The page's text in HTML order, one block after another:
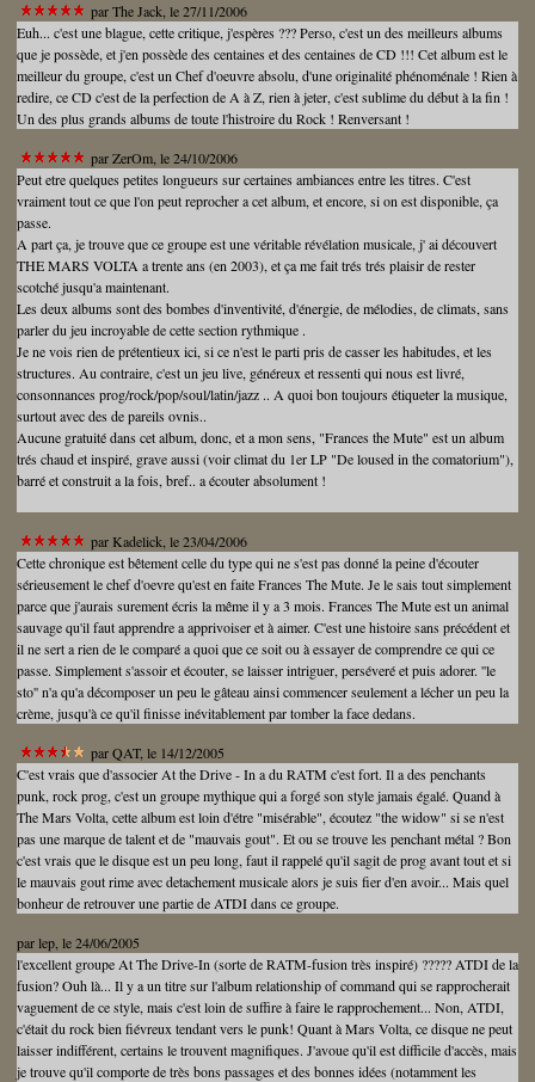
parThe Jack , le 27/11/2006
Euh... c'est une blague, cette critique, j'espères ??? Perso, c'est un des meilleurs albums
que je possède, et j'en possède des centaines et des centaines de CD !!! Cet album est le
meilleur du groupe, c'est un Chef d'oeuvre absolu, d'une originalité phénoménale ! Rien à
redire, ce CD c'est de la perfection de A à Z, rien à jeter, c'est sublime du début à la fin !
Un des plus grands albums de toute l'histroire du Rock ! Renversant !
parZerOm , le 24/10/2006
Peut etre quelques petites longueurs sur certaines ambiances entre les titres. C'est
vraiment tout ce que l'on peut reprocher a cet album, et encore, si on est disponible, ça
passe.
A part ça, je trouve que ce groupe est une véritable révélation musicale, j' ai découvert
THE MARS VOLTA a trente ans (en 2003), et ça me fait trés trés plaisir de rester
scotché jusqu'a maintenant.
Les deux albums sont des bombes d'inventivité, d'énergie, de mélodies, de climats, sans
parler du jeu incroyable de cette section rythmique .
Je ne vois rien de prétentieux ici, si ce n'est le parti pris de casser les habitudes, et les
structures. Au contraire, c'est un jeu live, généreux et ressenti qui nous est livré,
consonnances prog/rock/pop/soul/latin/jazz .. A quoi bon toujours étiqueter la musique,
surtout avec des de pareils ovnis..
Aucune gratuité dans cet album, donc, et a mon sens, "Frances the Mute" est un album
trés chaud et inspiré, grave aussi (voir climat du 1er LP "De loused in the comatorium"),
barré et construit a la fois, bref.. a écouter absolument !
parKadelick , le 23/04/2006
Cette chronique est bêtement celle du type qui ne s'est pas donné la peine d'écouter
sérieusement le chef d'oevre qu'est en faite Frances The Mute. Je le sais tout simplement
parce que j'aurais surement écris la même il y a 3 mois. Frances The Mute est un animal
sauvage qu'il faut apprendre a apprivoiser et à aimer. C'est une histoire sans précédent et
il ne sert a rien de le comparé a quoi que ce soit ou à essayer de comprendre ce qui ce
passe. Simplement s'assoir et écouter, se laisser intriguer, perséveré et puis adorer. ''le
sto'' n'a qu'a décomposer un peu le gâteau ainsi commencer seulement a lécher un peu la
crème, jusqu'à ce qu'il finisse inévitablement par tomber la face dedans.
parQAT, le 14/12/2005
C'est vrais que d'associer At the Drive - In a du RATM c'est fort. Il a des penchants
punk, rock prog, c'est un groupe mythique qui a forgé son style jamais égalé. Quand à
The Mars Volta, cette album est loin d'étre "misérable", écoutez "the widow" si se n'est
pas une marque de talent et de "mauvais gout". Et ou se trouve les penchant métal ? Bon
c'est vrais que le disque est un peu long, faut il rappelé qu'il sagit de prog avant tout et si
le mauvais gout rime avec detachement musicale alors je suis fier d'en avoir... Mais quel
bonheur de retrouver une partie de ATDI dans ce groupe.
parlep , le 24/06/2005
l'excellent groupe At The Drive-In (sorte de RATM-fusion très inspiré) ????? ATDI de la
fusion? Ouh là... Il y a un titre sur l'album relationship of command qui se rapprocherait
vaguement de ce style, mais c'est loin de suffire à faire le rapprochement... Non, ATDI,
c'était du rock bien fiévreux tendant vers le punk! Quant à Mars Volta, ce disque ne peut
laisser indifférent, certains le trouvent magnifiques. J'avoue qu'il est difficile d'accès, mais
je trouve qu'il comporte de très bons passages et des bonnes idées (notamment les